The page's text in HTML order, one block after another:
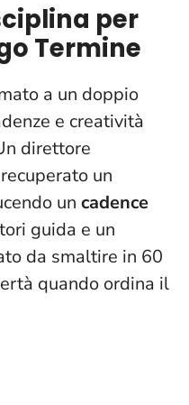
per
Termine
a un doppio
e creatività
direttore
un
un cadence
guida e un
da smaltire in 60
quando ordina il